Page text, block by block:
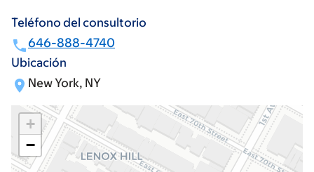
Teléfono del consultorio
646-888-4740
Ubicación
New York, NY
+
−